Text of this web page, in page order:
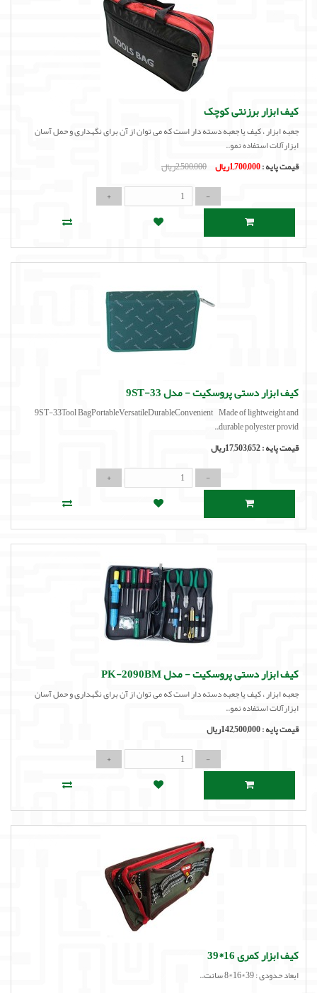
کیف ابزار برزنتی کوچک
جعبه ابزار ، کیف یا جعبه دسته دار است که می توان از آن برای نگهداری و حمل آسان
ابزارآلات استفاده نمو..
قیمت پایه :1,700,000ریال 2,500,000ریال
کیف ابزار دستی پروسکیت - مدل 9ST-33
9ST-33Tool BagPortableVersatileDurableConvenient Made of lightweight and
durable polyester provid..
قیمت پایه :17,503,652ریال
کیف ابزار دستی پروسکیت - مدل PK-2090BM
جعبه ابزار ، کیف یا جعبه دسته دار است که می توان از آن برای نگهداری و حمل آسان
ابزارآلات استفاده نمو..
قیمت پایه :142,500,000ریال
کیف ابزار کمری 16*39
ابعاد حدودی : 39*16*8 سانت..